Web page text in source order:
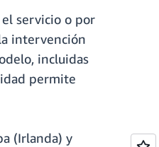
servicio o por
intervención
incluidas
permite
(Irlanda) y